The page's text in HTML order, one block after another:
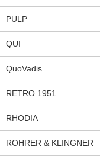
PULP
QUI
QuoVadis
RETRO 1951
RHODIA
ROHRER & KLINGNER